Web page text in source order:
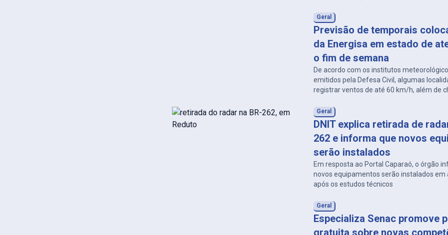
Geral
Previsão de temporais
da Energisa em estado de
o fim de semana
De acordo com os institutos
emitidos pela Defesa Civil, algumas
registrar ventos de até 60 km/h, além de
Geral
DNIT explica retirada de
262 e informa que novos
serão instalados
Em resposta ao Portal Caparaó, o órgão
novos equipamentos serão instalados em
após os estudos técnicos
Geral
Especializa Senac promove
gratuita sobre novas